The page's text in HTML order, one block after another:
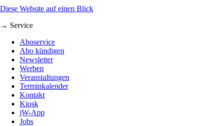
Diese Website auf einen Blick
→ Service
Aboservice
Abo kündigen
Newsletter
Werben
Veranstaltungen
Terminkalender
Kontakt
Kiosk
jW-App
Jobs